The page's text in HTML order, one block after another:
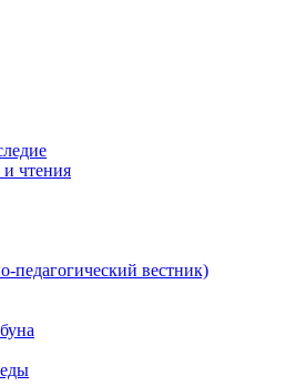
чтения
вестник)